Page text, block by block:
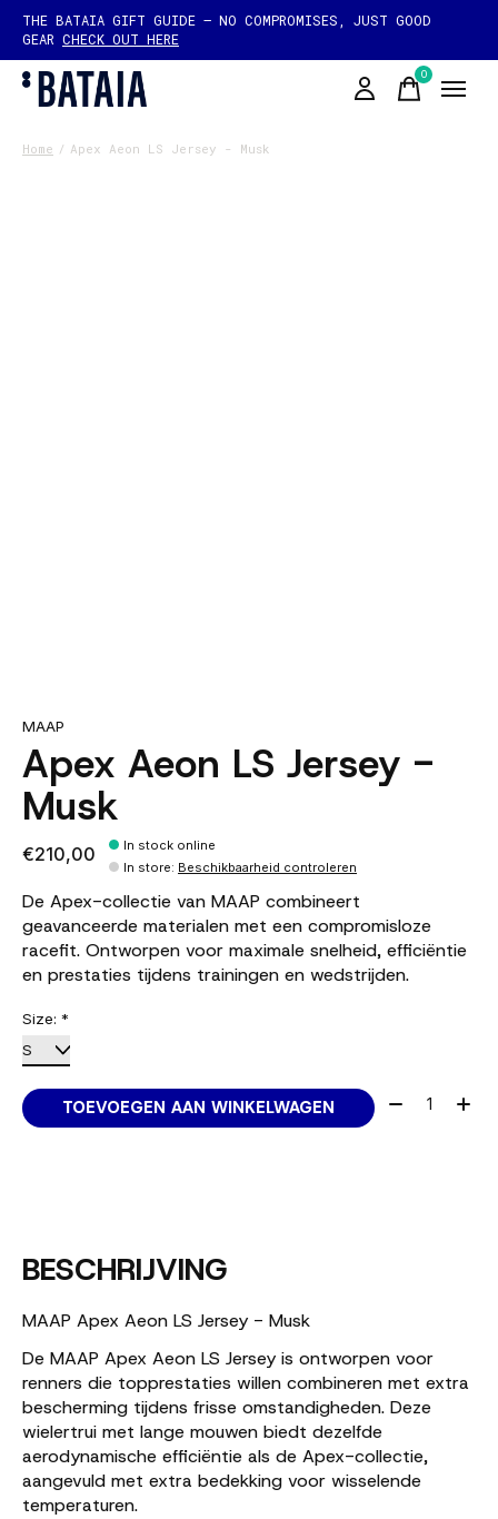
THE BATAIA GIFT GUIDE — NO COMPROMISES, JUST GOOD
GEAR CHECK OUT HERE
0items
Home / Apex Aeon LS Jersey - Musk
MAAP
Apex Aeon LS Jersey -
Musk
€210,00
In stock online
In store: Beschikbaarheid controleren
De Apex-collectie van MAAP combineert
geavanceerde materialen met een compromisloze
racefit. Ontworpen voor maximale snelheid, efficiëntie
en prestaties tijdens trainingen en wedstrijden.
Size: *
TOEVOEGEN AAN WINKELWAGEN Aantal:
BESCHRIJVING
MAAP Apex Aeon LS Jersey - Musk
De MAAP Apex Aeon LS Jersey is ontworpen voor
renners die topprestaties willen combineren met extra
bescherming tijdens frisse omstandigheden. Deze
wielertrui met lange mouwen biedt dezelfde
aerodynamische efficiëntie als de Apex-collectie,
aangevuld met extra bedekking voor wisselende
temperaturen.